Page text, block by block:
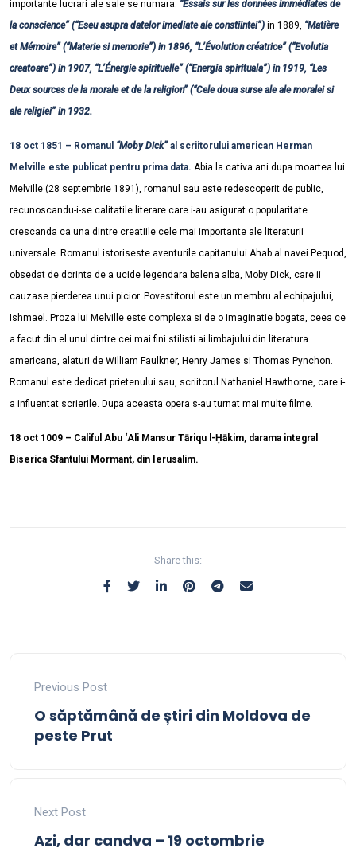
importante lucrari ale sale se numara: “Essais sur les données immédiates de
la conscience” (“Eseu asupra datelor imediate ale constiintei”) in 1889, “Matière
et Mémoire” (“Materie si memorie”) in 1896, “L’Évolution créatrice” (“Evolutia
creatoare”) in 1907, “L’Énergie spirituelle” (“Energia spirituala”) in 1919, “Les
Deux sources de la morale et de la religion” (“Cele doua surse ale ale moralei si
ale religiei” in 1932.
18 oct 1851 – Romanul “Moby Dick” al scriitorului american Herman
Melville este publicat pentru prima data. Abia la cativa ani dupa moartea lui
Melville (28 septembrie 1891), romanul sau este redescoperit de public,
recunoscandu-i-se calitatile literare care i-au asigurat o popularitate
crescanda ca una dintre creatiile cele mai importante ale literaturii
universale. Romanul istoriseste aventurile capitanului Ahab al navei Pequod,
obsedat de dorinta de a ucide legendara balena alba, Moby Dick, care ii
cauzase pierderea unui picior. Povestitorul este un membru al echipajului,
Ishmael. Proza lui Melville este complexa si de o imaginatie bogata, ceea ce
a facut din el unul dintre cei mai fini stilisti ai limbajului din literatura
americana, alaturi de William Faulkner, Henry James si Thomas Pynchon.
Romanul este dedicat prietenului sau, scriitorul Nathaniel Hawthorne, care i-
a influentat scrierile. Dupa aceasta opera s-au turnat mai multe filme.
18 oct 1009 – Califul Abu ‘Ali Mansur Tāriqu l-Ḥākim, darama integral
Biserica Sfantului Mormant, din Ierusalim.
Share this:
Previous Post
O săptămână de știri din Moldova de
peste Prut
Next Post
Azi, dar candva – 19 octombrie